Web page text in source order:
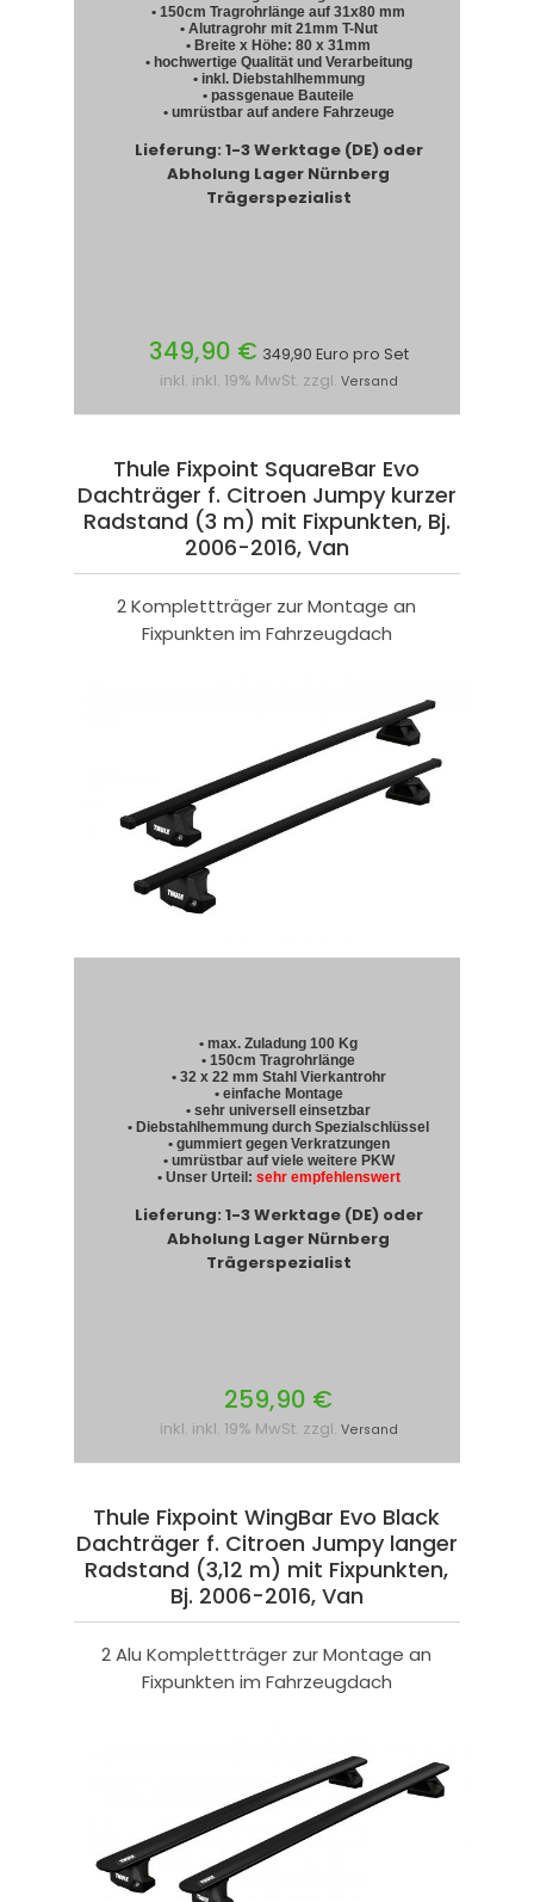
• 150cm Tragrohrlänge auf 31x80 mm
• Alutragrohr mit 21mm T-Nut
• Breite x Höhe: 80 x 31mm
• hochwertige Qualität und Verarbeitung
• inkl. Diebstahlhemmung
• passgenaue Bauteile
• umrüstbar auf andere Fahrzeuge
Lieferung: 1-3 Werktage (DE) oder
Abholung Lager Nürnberg
Trägerspezialist
349,90 € 349,90 Euro pro Set
inkl. inkl. 19% MwSt. zzgl. Versand
Thule Fixpoint SquareBar Evo
Dachträger f. Citroen Jumpy kurzer
Radstand (3 m) mit Fixpunkten, Bj.
2006-2016, Van
2 Komplettträger zur Montage an
Fixpunkten im Fahrzeugdach
• max. Zuladung 100 Kg
• 150cm Tragrohrlänge
• 32 x 22 mm Stahl Vierkantrohr
• einfache Montage
• sehr universell einsetzbar
• Diebstahlhemmung durch Spezialschlüssel
• gummiert gegen Verkratzungen
• umrüstbar auf viele weitere PKW
• Unser Urteil: sehr empfehlenswert
Lieferung: 1-3 Werktage (DE) oder
Abholung Lager Nürnberg
Trägerspezialist
259,90 €
inkl. inkl. 19% MwSt. zzgl. Versand
Thule Fixpoint WingBar Evo Black
Dachträger f. Citroen Jumpy langer
Radstand (3,12 m) mit Fixpunkten,
Bj. 2006-2016, Van
2 Alu Komplettträger zur Montage an
Fixpunkten im Fahrzeugdach